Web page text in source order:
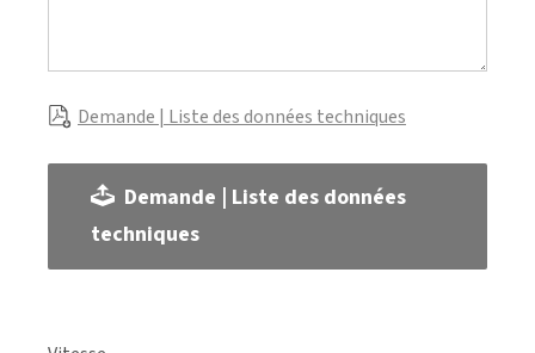
Demande | Liste des données techniques
Demande | Liste des données
techniques